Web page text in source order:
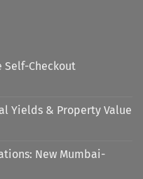
Self-Checkout
Yields & Property Value
New Mumbai-